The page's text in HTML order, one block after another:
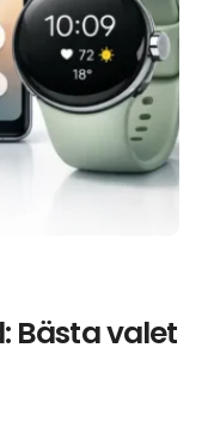
Bästa valet